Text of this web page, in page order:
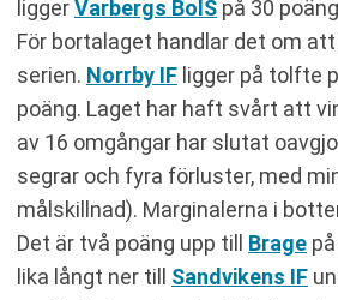
liggerVarbergs BoIS på 30
För bortalaget handlar det om
serien. Norrby IF ligger på tolfte
poäng. Laget har haft svårt att
av 16 omgångar har slutat
segrar och fyra förluster, med
målskillnad). Marginalerna i
Det är två poäng upp till Brage
lika långt ner till Sandvikens IF